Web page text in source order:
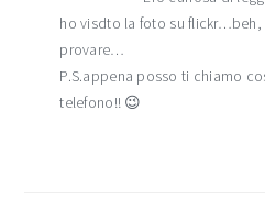
ho visdto la foto su flickr…beh,
provare…
P.S.appena posso ti chiamo
telefono!! 😉